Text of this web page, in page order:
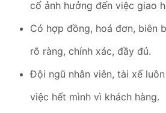
cố ảnh hưởng đến việc giao
Có hợp đồng, hoá đơn, biên
rõ ràng, chính xác, đầy đủ.
Đội ngũ nhân viên, tài xế
việc hết mình vì khách hàng.